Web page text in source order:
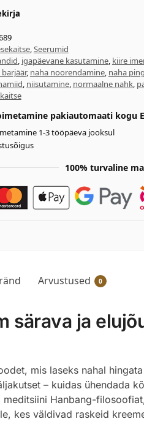
,Seerumid
, igapäevane kasutamine, kiire
, naha noorendamine, naha
, niisutamine, normaalne nahk,
pakiautomaati kogu
1-3 tööpäeva jooksul
100% turvaline
Arvustused 0
särava ja
mis laseks nahal
– kuidas ühendada
Hanbang-
kes väldivad raskeid